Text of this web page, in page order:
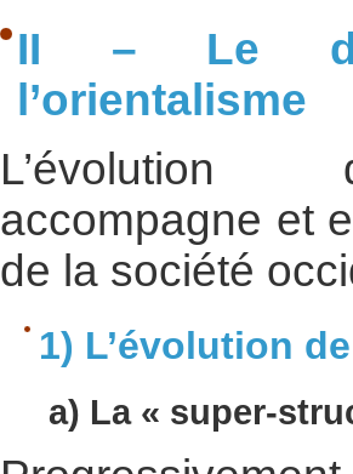
II – Le
l’orientalisme
L’évolution
accompagne et
de la société
1) L’évolution
a) La « super-